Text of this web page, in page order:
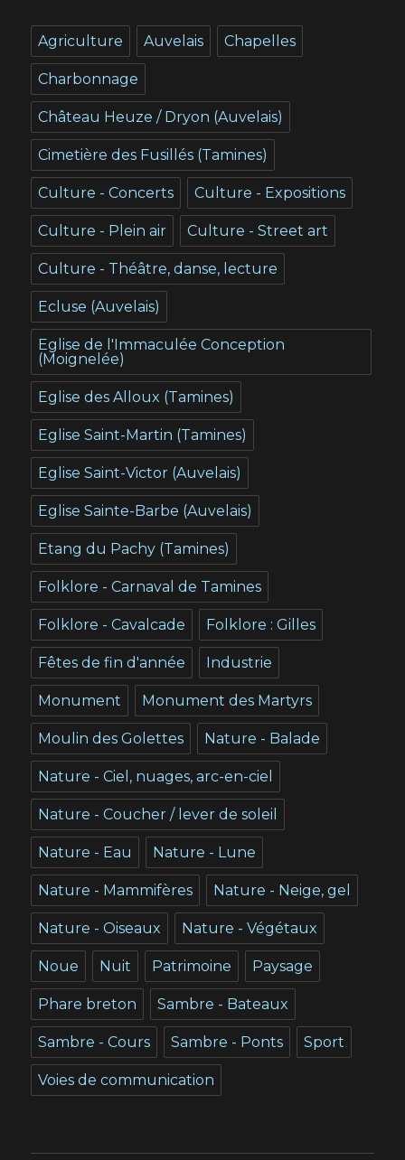
Agriculture Auvelais Chapelles
Charbonnage
Château Heuze / Dryon (Auvelais)
Cimetière des Fusillés (Tamines)
Culture - Concerts Culture - Expositions
Culture - Plein air Culture - Street art
Culture - Théâtre, danse, lecture
Ecluse (Auvelais)
Eglise de l'Immaculée Conception
(Moignelée)
Eglise des Alloux (Tamines)
Eglise Saint-Martin (Tamines)
Eglise Saint-Victor (Auvelais)
Eglise Sainte-Barbe (Auvelais)
Etang du Pachy (Tamines)
Folklore - Carnaval de Tamines
Folklore - Cavalcade Folklore : Gilles
Fêtes de fin d'année Industrie
Monument Monument des Martyrs
Moulin des Golettes Nature - Balade
Nature - Ciel, nuages, arc-en-ciel
Nature - Coucher / lever de soleil
Nature - Eau Nature - Lune
Nature - Mammifères Nature - Neige, gel
Nature - Oiseaux Nature - Végétaux
Noue Nuit Patrimoine Paysage
Phare breton Sambre - Bateaux
Sambre - Cours Sambre - Ponts Sport
Voies de communication